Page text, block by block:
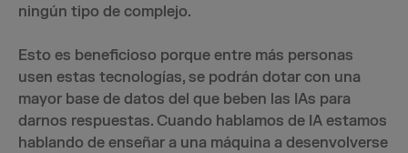
ningún tipo de complejo.
Esto es beneficioso porque entre más personas
usen estas tecnologías, se podrán dotar con una
mayor base de datos del que beben las IAs para
darnos respuestas. Cuando hablamos de IA estamos
hablando de enseñar a una máquina a desenvolverse